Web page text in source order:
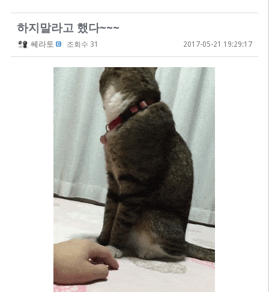
하지말라고 했다~~~
쎄라토 조회수 31 2017-05-21 19:29:17